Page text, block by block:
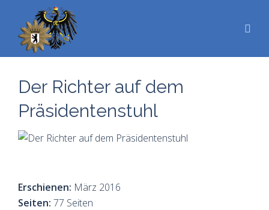
Der Richter auf dem
Präsidentenstuhl
Erschienen: März 2016
Seiten: 77 Seiten